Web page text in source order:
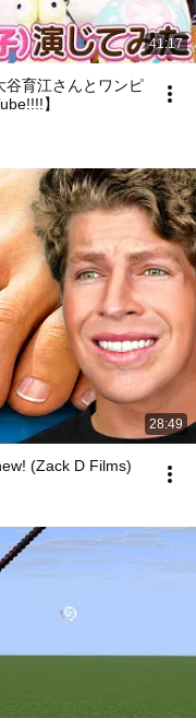
41:17
谷育江さんとワンピ
】
28:49
(Zack D Films)